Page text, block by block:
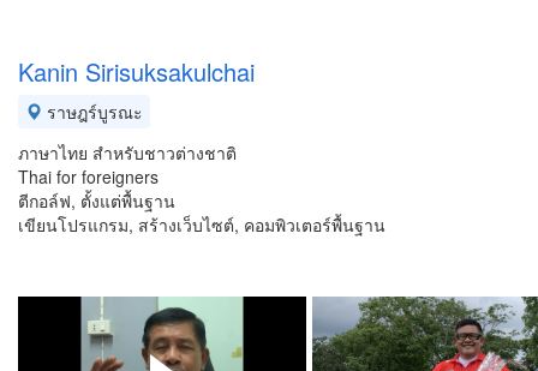
Kanin Sirisuksakulchai
ราษฎร์บูรณะ
ภาษาไทย สำหรับชาวต่างชาติ
Thai for foreigners
ตีกอล์ฟ, ตั้งแต่พื้นฐาน
เขียนโปรแกรม, สร้างเว็บไซต์, คอมพิวเตอร์พื้นฐาน